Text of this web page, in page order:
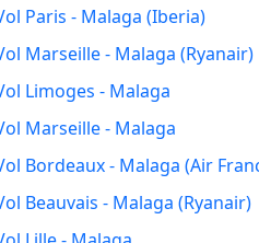
Paris - Malaga (Iberia)
Marseille - Malaga (Ryanair)
Limoges - Malaga
Marseille - Malaga
Bordeaux - Malaga (Air
Beauvais - Malaga (Ryanair)